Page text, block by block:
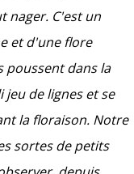
nager. C'est un
et d'une flore
poussent dans la
jeu de lignes et se
la floraison. Notre
sortes de petits